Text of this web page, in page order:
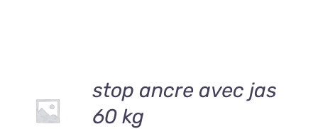
AU
PANIER
stop ancre avec jas
60 kg